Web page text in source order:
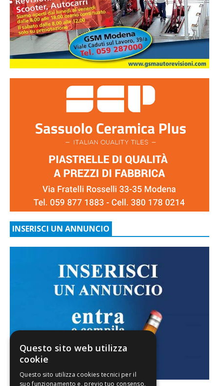
INSERISCI UN ANNUNCIO
Questo sito web utilizza
cookie